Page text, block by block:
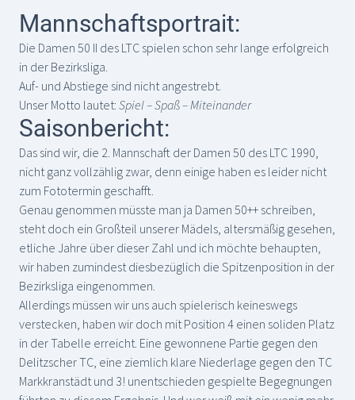
Mannschaftsportrait:
Die Damen 50 II des LTC spielen schon sehr lange erfolgreich
in der Bezirksliga.
Auf- und Abstiege sind nicht angestrebt.
Unser Motto lautet: Spiel – Spaß – Miteinander
Saisonbericht:
Das sind wir, die 2. Mannschaft der Damen 50 des LTC 1990,
nicht ganz vollzählig zwar, denn einige haben es leider nicht
zum Fototermin geschafft.
Genau genommen müsste man ja Damen 50++ schreiben,
steht doch ein Großteil unserer Mädels, altersmäßig gesehen,
etliche Jahre über dieser Zahl und ich möchte behaupten,
wir haben zumindest diesbezüglich die Spitzenposition in der
Bezirksliga eingenommen.
Allerdings müssen wir uns auch spielerisch keineswegs
verstecken, haben wir doch mit Position 4 einen soliden Platz
in der Tabelle erreicht. Eine gewonnene Partie gegen den
Delitzscher TC, eine ziemlich klare Niederlage gegen den TC
Markkranstädt und 3! unentschieden gespielte Begegnungen